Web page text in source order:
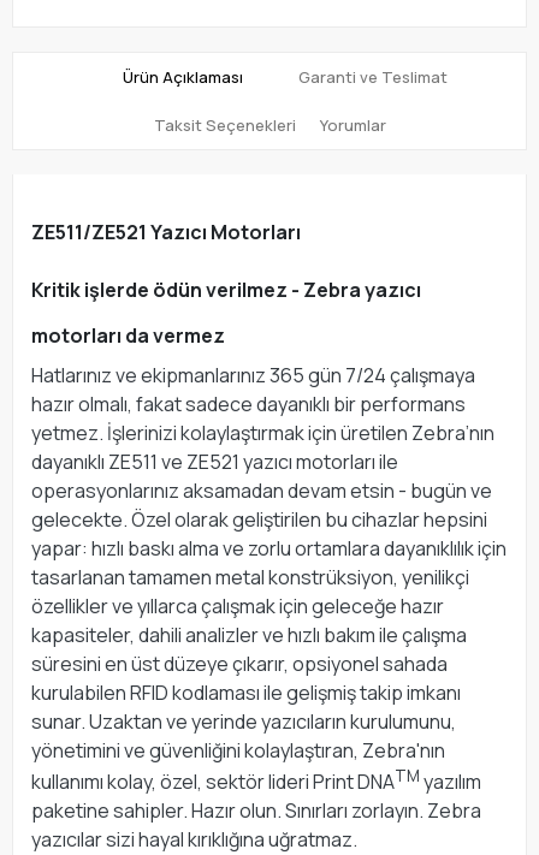
Ürün Açıklaması Garanti ve Teslimat
Taksit Seçenekleri Yorumlar
ZE511/ZE521 Yazıcı Motorları
Kritik işlerde ödün verilmez - Zebra yazıcı
motorları da vermez
Hatlarınız ve ekipmanlarınız 365 gün 7/24 çalışmaya
hazır olmalı, fakat sadece dayanıklı bir performans
yetmez. İşlerinizi kolaylaştırmak için üretilen Zebra’nın
dayanıklı ZE511 ve ZE521 yazıcı motorları ile
operasyonlarınız aksamadan devam etsin - bugün ve
gelecekte. Özel olarak geliştirilen bu cihazlar hepsini
yapar: hızlı baskı alma ve zorlu ortamlara dayanıklılık için
tasarlanan tamamen metal konstrüksiyon, yenilikçi
özellikler ve yıllarca çalışmak için geleceğe hazır
kapasiteler, dahili analizler ve hızlı bakım ile çalışma
süresini en üst düzeye çıkarır, opsiyonel sahada
kurulabilen RFID kodlaması ile gelişmiş takip imkanı
sunar. Uzaktan ve yerinde yazıcıların kurulumunu,
yönetimini ve güvenliğini kolaylaştıran, Zebra'nın
kullanımı kolay, özel, sektör lideri Print DNATM yazılım
paketine sahipler. Hazır olun. Sınırları zorlayın. Zebra
yazıcılar sizi hayal kırıklığına uğratmaz.